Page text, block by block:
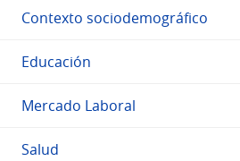
Contexto sociodemográfico
Educación
Mercado Laboral
Salud